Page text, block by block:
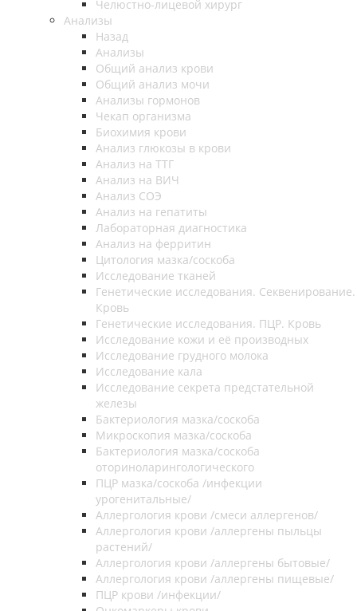
Челюстно-лицевой хирург
Анализы
Назад
Анализы
Общий анализ крови
Общий анализ мочи
Анализы гормонов
Чекап организма
Биохимия крови
Анализ глюкозы в крови
Анализ на ТТГ
Анализ на ВИЧ
Анализ СОЭ
Анализ на гепатиты
Лабораторная диагностика
Анализ на ферритин
Цитология мазка/соскоба
Исследование тканей
Генетические исследования. Секвенирование.
Кровь
Генетические исследования. ПЦР. Кровь
Исследование кожи и её производных
Исследование грудного молока
Исследование кала
Исследование секрета предстательной
железы
Бактериология мазка/соскоба
Микроскопия мазка/соскоба
Бактериология мазка/соскоба
оториноларингологического
ПЦР мазка/соскоба /инфекции
урогенитальные/
Аллергология крови /смеси аллергенов/
Аллергология крови /аллергены пыльцы
растений/
Аллергология крови /аллергены бытовые/
Аллергология крови /аллергены пищевые/
ПЦР крови /инфекции/